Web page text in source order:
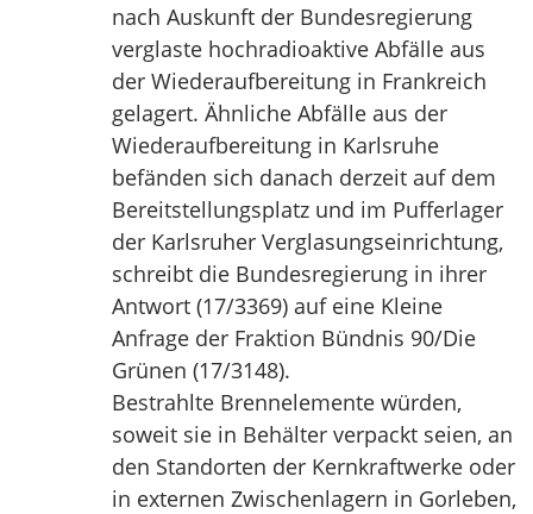
nach Auskunft der Bundesregierung
verglaste hochradioaktive Abfälle aus
der Wiederaufbereitung in Frankreich
gelagert. Ähnliche Abfälle aus der
Wiederaufbereitung in Karlsruhe
befänden sich danach derzeit auf dem
Bereitstellungsplatz und im Pufferlager
der Karlsruher Verglasungseinrichtung,
schreibt die Bundesregierung in ihrer
Antwort (17/3369) auf eine Kleine
Anfrage der Fraktion Bündnis 90/Die
Grünen (17/3148).
Bestrahlte Brennelemente würden,
soweit sie in Behälter verpackt seien, an
den Standorten der Kernkraftwerke oder
in externen Zwischenlagern in Gorleben,